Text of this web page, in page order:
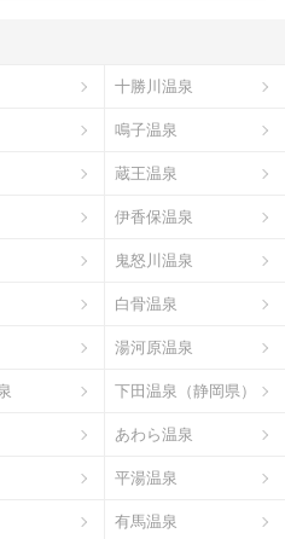
十勝川温泉
鳴子温泉
蔵王温泉
伊香保温泉
鬼怒川温泉
白骨温泉
湯河原温泉
下田温泉（静岡県）
あわら温泉
平湯温泉
有馬温泉